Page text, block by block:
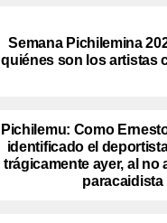
Semana Pichilemina
quiénes son los artistas
Pichilemu: Como
identificado el
trágicamente ayer, al no
paracaidista